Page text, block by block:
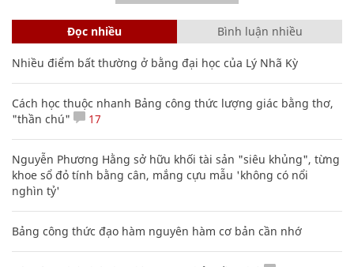
Đọc nhiều Bình luận nhiều
Nhiều điểm bất thường ở bằng đại học của Lý Nhã Kỳ
Cách học thuộc nhanh Bảng công thức lượng giác bằng thơ,
"thần chú"
17
Nguyễn Phương Hằng sở hữu khối tài sản "siêu khủng", từng
khoe sổ đỏ tính bằng cân, mắng cựu mẫu 'không có nổi
nghìn tỷ'
Bảng công thức đạo hàm nguyên hàm cơ bản cần nhớ